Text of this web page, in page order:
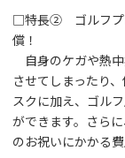
□特長② ゴルフプ
償！
自身のケガや熱
させてしまったり
スクに加え、ゴル
ができます。さら
のお祝いにかかる費